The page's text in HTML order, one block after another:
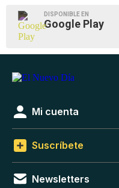
DISPONIBLE EN
Google Play
Mi cuenta
Suscríbete
Newsletters